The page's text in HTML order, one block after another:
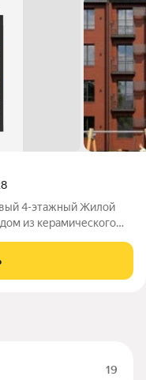
4-этажный Жилой
из керамического
планировками,
19